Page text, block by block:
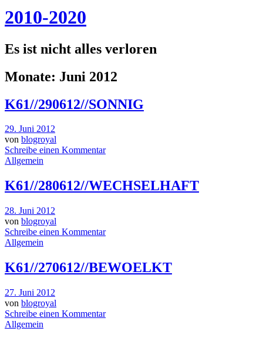
2010-2020
Es ist nicht alles verloren
Monate: Juni 2012
K61//290612//SONNIG
29. Juni 2012
von blogroyal
Schreibe einen Kommentar
Allgemein
K61//280612//WECHSELHAFT
28. Juni 2012
von blogroyal
Schreibe einen Kommentar
Allgemein
K61//270612//BEWOELKT
27. Juni 2012
von blogroyal
Schreibe einen Kommentar
Allgemein